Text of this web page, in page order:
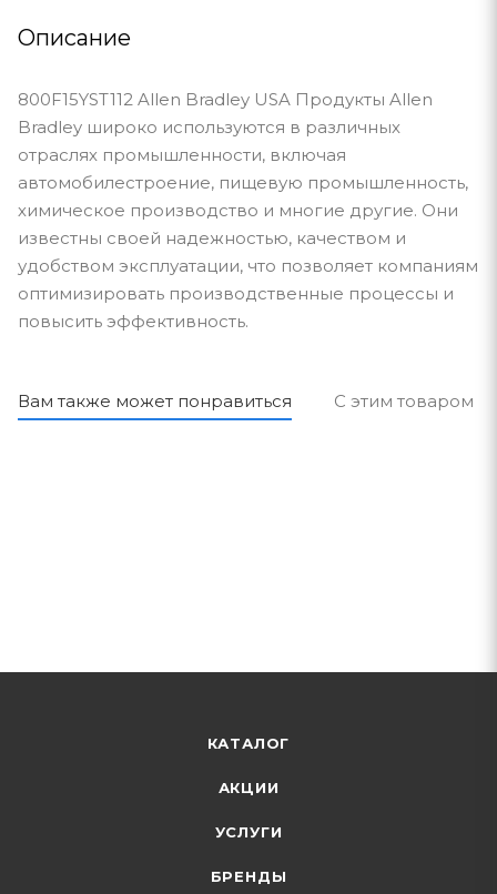
Описание
800F15YST112 Allen Bradley USA Продукты Allen
Bradley широко используются в различных
отраслях промышленности, включая
автомобилестроение, пищевую промышленность,
химическое производство и многие другие. Они
известны своей надежностью, качеством и
удобством эксплуатации, что позволяет компаниям
оптимизировать производственные процессы и
повысить эффективность.
Вам также может понравиться С этим товаром
КАТАЛОГ
АКЦИИ
УСЛУГИ
БРЕНДЫ